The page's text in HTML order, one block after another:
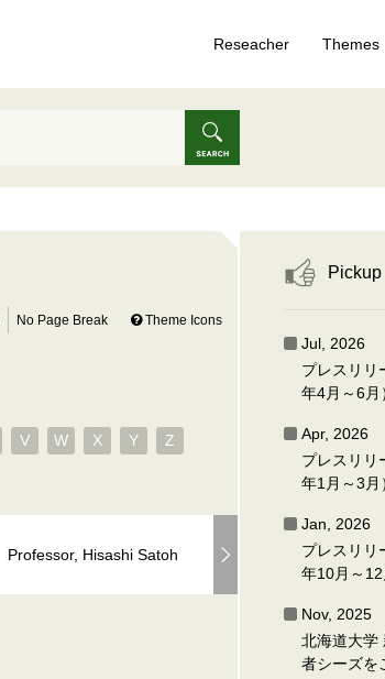
Reseacher Themes
No Page Break Theme Icons
V W X Y
Z
Professor, Hisashi Satoh
Pickup
Jul, 2026
プレスリリ
年4月～6月
Apr, 2026
プレスリリ
年1月～3月
Jan, 2026
プレスリリ
年10月～12
Nov, 2025
北海道大学
者シーズを